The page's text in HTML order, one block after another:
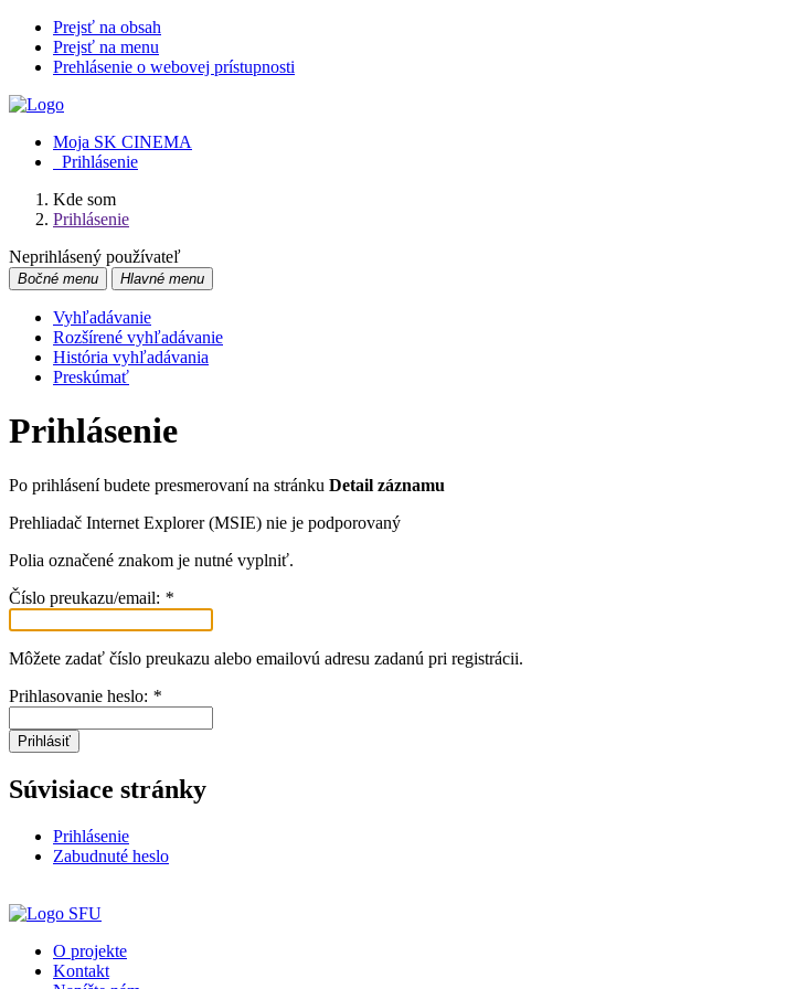
Prejsť na obsah
Prejsť na menu
Prehlásenie o webovej prístupnosti
Moja SK CINEMA
Prihlásenie
Kde som
Prihlásenie
Neprihlásený používateľ
Bočné menu Hlavné menu
Vyhľadávanie
Rozšírené vyhľadávanie
História vyhľadávania
Preskúmať
Prihlásenie
Po prihlásení budete presmerovaní na stránku Detail záznamu
Prehliadač Internet Explorer (MSIE) nie je podporovaný
Polia označené znakom je nutné vyplniť.
Číslo preukazu/email: *
Môžete zadať číslo preukazu alebo emailovú adresu zadanú pri registrácii.
Prihlasovanie heslo: *
Prihlásiť
Súvisiace stránky
Prihlásenie
Zabudnuté heslo
O projekte
Kontakt